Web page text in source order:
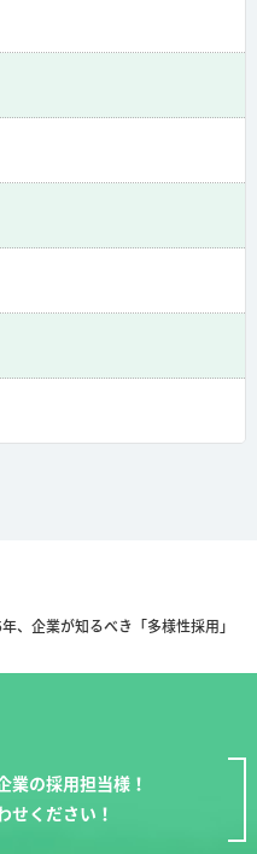
、企業が知るべき「多様性採用」
業の採用担当様！
せください！